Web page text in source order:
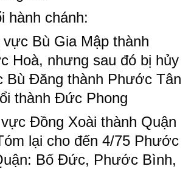
hành chánh:
Bù Gia Mập thành
Hoà, nhưng sau đó bị hủy
Bù Đăng thành Phước Tân
thành Đức Phong
Đồng Xoài thành Quận
lại cho đến 4/75 Phước
Bố Đức, Phước Bình,